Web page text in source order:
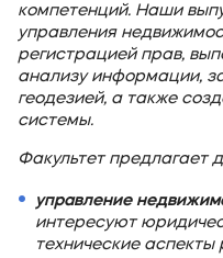
компетенций. Наши
управления
регистрацией прав,
анализу информации,
геодезией, а также
системы.
Факультет предлагает
управление
интересуют
технические